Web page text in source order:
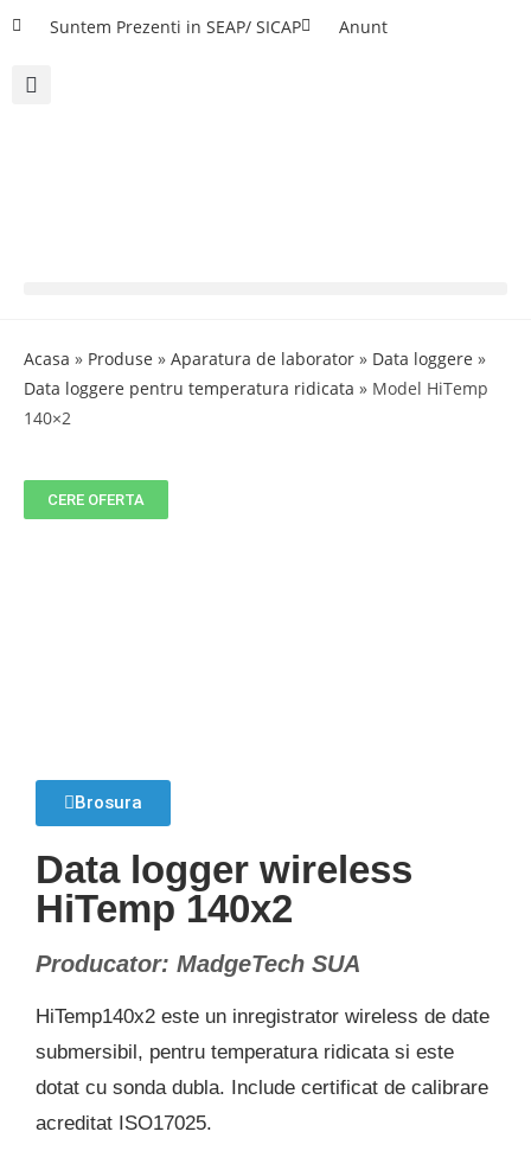
Suntem Prezenti in SEAP/ SICAP Anunt
Acasa » Produse » Aparatura de laborator » Data loggere »
Data loggere pentru temperatura ridicata » Model HiTemp
140×2
CERE OFERTA
Brosura
Data logger wireless
HiTemp 140x2
Producator: MadgeTech SUA
HiTemp140x2 este un inregistrator wireless de date
submersibil, pentru temperatura ridicata si este
dotat cu sonda dubla. Include certificat de calibrare
acreditat ISO17025.